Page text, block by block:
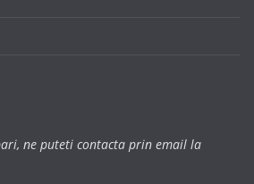
ne puteti contacta prin email la